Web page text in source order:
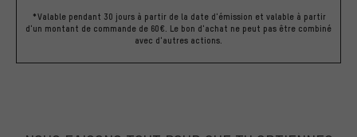
*Valable pendant 30 jours à partir de la date d'émission et valable à partir
d'un montant de commande de 60€. Le bon d'achat ne peut pas être combiné
avec d'autres actions.